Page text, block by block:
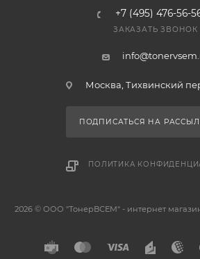
+7 (495) 476-56-
ЗАКАЗАТЬ ЗВОНОК
Москва, Тихвинский
ПОДПИСАТЬСЯ НА
ПОЛИТИКА
2026 © ООО "ТонерВСЕМ" - интернет